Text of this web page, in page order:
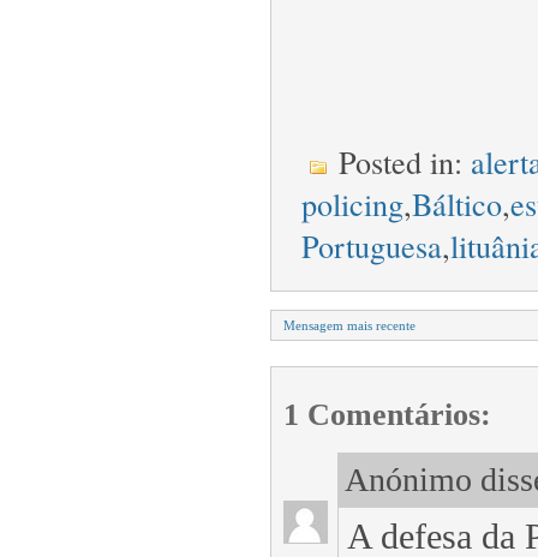
Posted in:
policing,Báltico,
Portuguesa,
Mensagem mais recente
1 Comentários:
Anónimo
A defesa da